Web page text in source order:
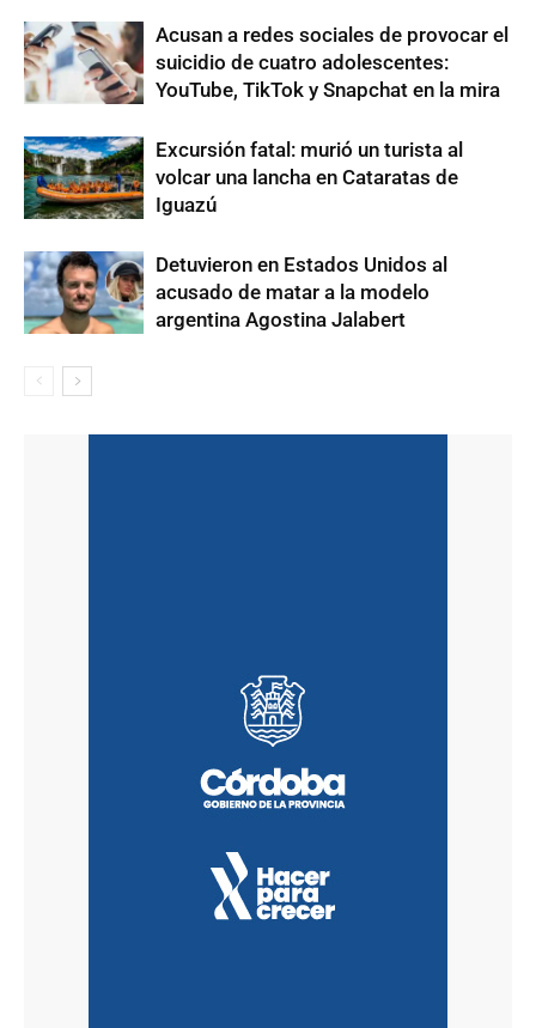
Acusan a redes sociales de provocar el
suicidio de cuatro adolescentes:
YouTube, TikTok y Snapchat en la mira
Excursión fatal: murió un turista al
volcar una lancha en Cataratas de
Iguazú
Detuvieron en Estados Unidos al
acusado de matar a la modelo
argentina Agostina Jalabert